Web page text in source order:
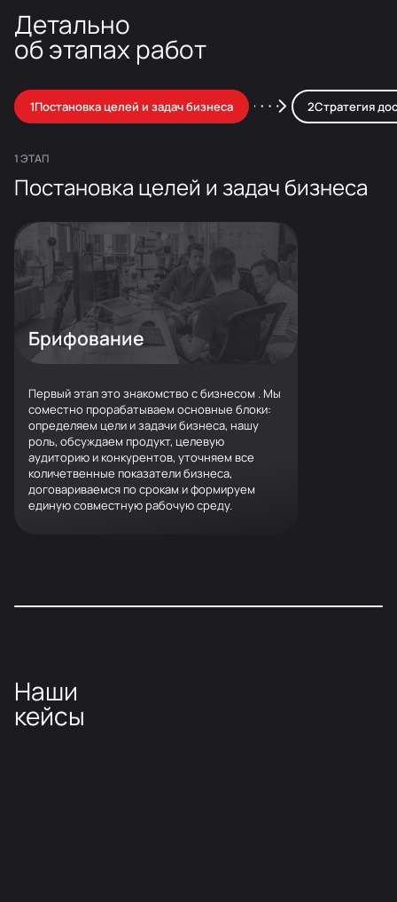
Возврат
Детально
об этапах работ
Постановка целей и задач бизнеса Стратегия
1 ЭТАП
Постановка целей и задач бизнеса
Брифование
Первый этап это знакомство с бизнесом . Мы
соместно прорабатываем основные блоки:
определяем цели и задачи бизнеса, нашу
роль, обсуждаем продукт, целевую
аудиторию и конкурентов, уточняем все
количетвенные показатели бизнеса,
договариваемся по срокам и формируем
единую совместную рабочую среду.
Наши
кейсы